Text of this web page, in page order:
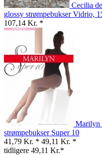
Cecilia
glossy strømpebukser Vidrio,
107,14 Kr. *
Marilyn
strømpebukser Super 10
41,79 Kr. * 49,11 Kr. *
tidligere 49,11 Kr.*